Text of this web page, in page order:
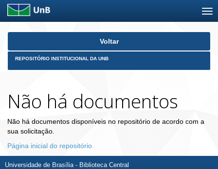
Skip
Voltar
REPOSITÓRIO INSTITUCIONAL DA UNB
Não há documentos
Não há documentos disponíveis no repositório de acordo com a
sua solicitação.
Página inicial do repositório
Universidade de Brasília - Biblioteca Central